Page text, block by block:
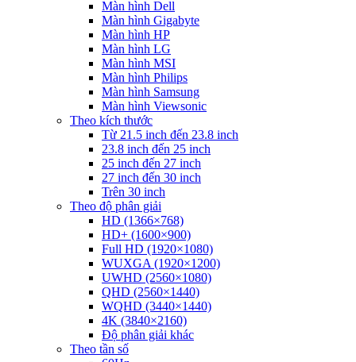
Màn hình Dell
Màn hình Gigabyte
Màn hình HP
Màn hình LG
Màn hình MSI
Màn hình Philips
Màn hình Samsung
Màn hình Viewsonic
Theo kích thước
Từ 21.5 inch đến 23.8 inch
23.8 inch đến 25 inch
25 inch đến 27 inch
27 inch đến 30 inch
Trên 30 inch
Theo độ phân giải
HD (1366×768)
HD+ (1600×900)
Full HD (1920×1080)
WUXGA (1920×1200)
UWHD (2560×1080)
QHD (2560×1440)
WQHD (3440×1440)
4K (3840×2160)
Độ phân giải khác
Theo tần số